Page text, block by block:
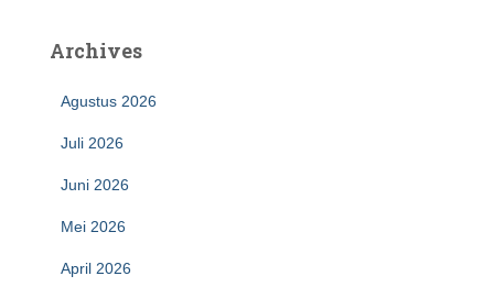
Archives
Agustus 2026
Juli 2026
Juni 2026
Mei 2026
April 2026